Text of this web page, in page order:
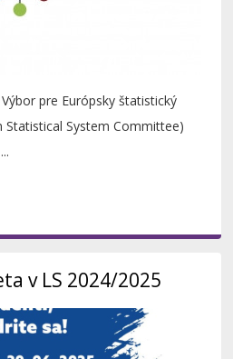
pre Európsky štatistický
Statistical System Committee)
v LS 2024/2025